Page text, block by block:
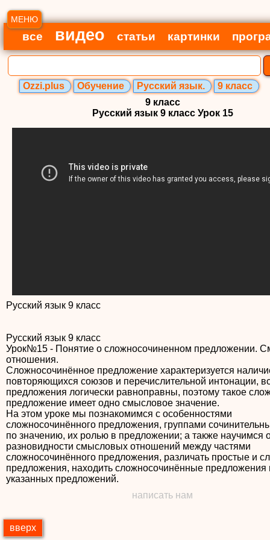
МЕНЮ
все видео статьи картинки
Ozzi.plus Обучение Русский язык.
9 класс
9 класс
Русский язык 9 класс Урок 15
Русский язык 9 класс
Русский язык 9 класс
Урок№15 - Понятие о сложносочиненном предложении.
отношения.
Сложносочинённое предложение характеризуется
повторяющихся союзов и перечислительной интонации,
предложения логически равноправны, поэтому такое
предложение имеет одно смысловое значение.
На этом уроке мы познакомимся с особенностями
сложносочинённого предложения, группами
по значению, их ролью в предложении; а также научимся
разновидности смысловых отношений между частями
сложносочинённого предложения, различать простые и
предложения, находить сложносочинённые предложения
указанных предложений.
написать нам
вверх